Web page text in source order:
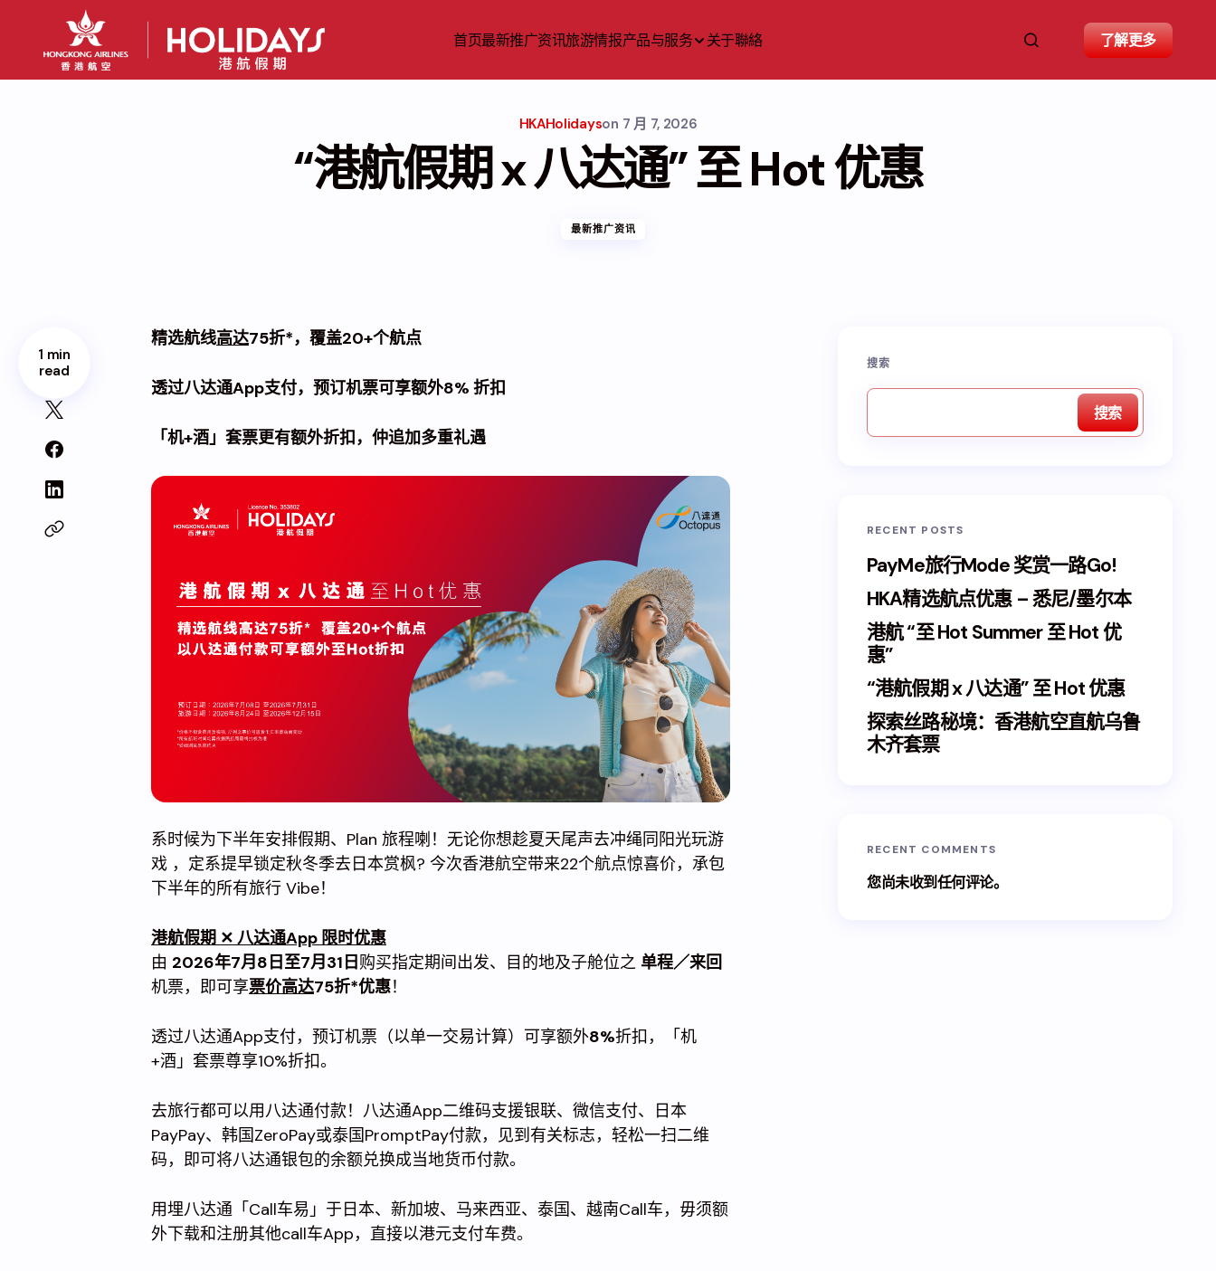
首页最新推广资讯旅游情报产品与服务 关于聯絡 了解更多
HKAHolidayson 7 月 7, 2026
“港航假期 x 八达通” 至 Hot 优惠
最新推广资讯
1 min
read
精选航线高达75折*，覆盖20+个航点
透过八达通App支付，预订机票可享额外8% 折扣
「机+酒」套票更有额外折扣，仲追加多重礼遇
系时候为下半年安排假期、Plan 旅程喇！无论你想趁夏天尾声去冲绳同阳光玩游
戏 ，定系提早锁定秋冬季去日本赏枫? 今次香港航空带来22个航点惊喜价，承包
下半年的所有旅行 Vibe！
港航假期 ✕ 八达通App 限时优惠
由 2026年7月8日至7月31日 购买指定期间出发、目的地及子舱位之 单程／来回
机票，即可享票价高达75折*优惠！
透过八达通App支付，预订机票（以单一交易计算）可享额外8%折扣，「机
+酒」套票尊享10%折扣。
去旅行都可以用八达通付款！八达通App二维码支援银联、微信支付、日本
PayPay、韩国ZeroPay或泰国PromptPay付款，见到有关标志，轻松一扫二维
码，即可将八达通银包的余额兑换成当地货币付款。
用埋八达通「Call车易」于日本、新加坡、马来西亚、泰国、越南Call车，毋须额
外下载和注册其他call车App，直接以港元支付车费。
搜索
搜索
RECENT POSTS
PayMe旅行Mode 奖赏一路Go!
HKA精选航点优惠 – 悉尼/墨尔本
港航 “至 Hot Summer 至 Hot 优
惠”
“港航假期 x 八达通” 至 Hot 优惠
探索丝路秘境：香港航空直航乌鲁
木齐套票
RECENT COMMENTS
您尚未收到任何评论。